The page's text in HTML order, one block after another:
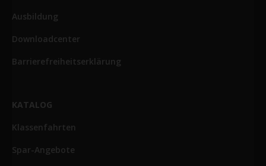
Ausbildung
Downloadcenter
Barrierefreiheitserklärung
KATALOG
Klassenfahrten
Spar-Angebote